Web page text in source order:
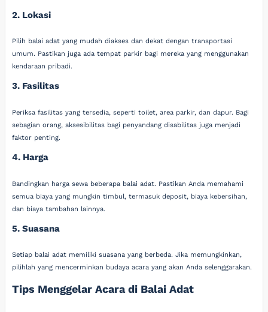
2. Lokasi
Pilih balai adat yang mudah diakses dan dekat dengan transportasi
umum. Pastikan juga ada tempat parkir bagi mereka yang menggunakan
kendaraan pribadi.
3. Fasilitas
Periksa fasilitas yang tersedia, seperti toilet, area parkir, dan dapur. Bagi
sebagian orang, aksesibilitas bagi penyandang disabilitas juga menjadi
faktor penting.
4. Harga
Bandingkan harga sewa beberapa balai adat. Pastikan Anda memahami
semua biaya yang mungkin timbul, termasuk deposit, biaya kebersihan,
dan biaya tambahan lainnya.
5. Suasana
Setiap balai adat memiliki suasana yang berbeda. Jika memungkinkan,
pilihlah yang mencerminkan budaya acara yang akan Anda selenggarakan.
Tips Menggelar Acara di Balai Adat